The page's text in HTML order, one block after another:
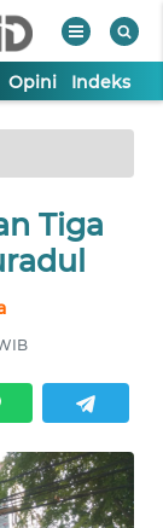
Opini Indeks
Tiga